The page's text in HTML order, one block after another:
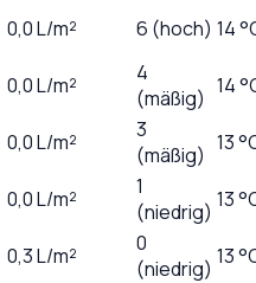
0,0L/m² 6 (hoch) 14
0,0L/m²
4
(mäßig) 14
0,0L/m²
3
(mäßig) 13
0,0L/m²
1
(niedrig) 13
0,3L/m²
0
(niedrig) 13